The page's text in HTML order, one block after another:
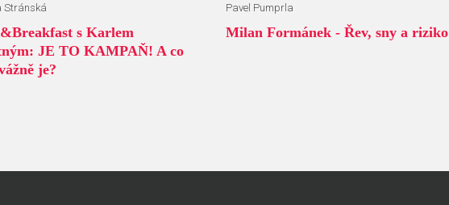
Stránská
s Karlem
JE TO KAMPAŇ! A co
je?
Pavel Pumprla
Milan Formánek - Řev, sny a riziko